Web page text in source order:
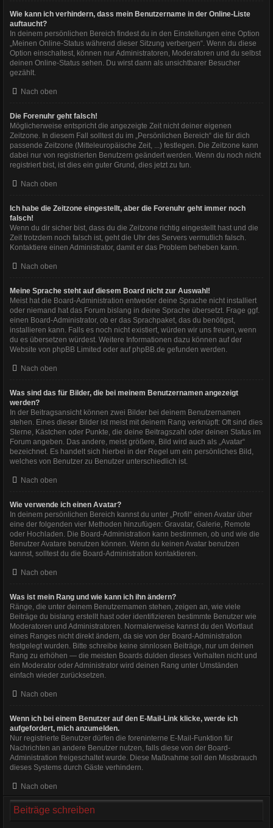
Wie kann ich verhindern, dass mein Benutzername in der Online-Liste
auftaucht?
In deinem persönlichen Bereich findest du in den Einstellungen eine Option
„Meinen Online-Status während dieser Sitzung verbergen“. Wenn du diese
Option einschaltest, können nur Administratoren, Moderatoren und du selbst
deinen Online-Status sehen. Du wirst dann als unsichtbarer Besucher
gezählt.
Nach oben
Die Forenuhr geht falsch!
Möglicherweise entspricht die angezeigte Zeit nicht deiner eigenen
Zeitzone. In diesem Fall solltest du im „Persönlichen Bereich“ die für dich
passende Zeitzone (Mitteleuropäische Zeit, ...) festlegen. Die Zeitzone kann
dabei nur von registrierten Benutzern geändert werden. Wenn du noch nicht
registriert bist, ist dies ein guter Grund, dies jetzt zu tun.
Nach oben
Ich habe die Zeitzone eingestellt, aber die Forenuhr geht immer noch
falsch!
Wenn du dir sicher bist, dass du die Zeitzone richtig eingestellt hast und die
Zeit trotzdem noch falsch ist, geht die Uhr des Servers vermutlich falsch.
Kontaktiere einen Administrator, damit er das Problem beheben kann.
Nach oben
Meine Sprache steht auf diesem Board nicht zur Auswahl!
Meist hat die Board-Administration entweder deine Sprache nicht installiert
oder niemand hat das Forum bislang in deine Sprache übersetzt. Frage ggf.
einen Board-Administrator, ob er das Sprachpaket, das du benötigst,
installieren kann. Falls es noch nicht existiert, würden wir uns freuen, wenn
du es übersetzen würdest. Weitere Informationen dazu können auf der
Website von phpBB Limited oder auf phpBB.de gefunden werden.
Nach oben
Was sind das für Bilder, die bei meinem Benutzernamen angezeigt
werden?
In der Beitragsansicht können zwei Bilder bei deinem Benutzernamen
stehen. Eines dieser Bilder ist meist mit deinem Rang verknüpft: Oft sind dies
Sterne, Kästchen oder Punkte, die deine Beitragszahl oder deinen Status im
Forum angeben. Das andere, meist größere, Bild wird auch als „Avatar“
bezeichnet. Es handelt sich hierbei in der Regel um ein persönliches Bild,
welches von Benutzer zu Benutzer unterschiedlich ist.
Nach oben
Wie verwende ich einen Avatar?
In deinem persönlichen Bereich kannst du unter „Profil“ einen Avatar über
eine der folgenden vier Methoden hinzufügen: Gravatar, Galerie, Remote
oder Hochladen. Die Board-Administration kann bestimmen, ob und wie die
Benutzer Avatare benutzen können. Wenn du keinen Avatar benutzen
kannst, solltest du die Board-Administration kontaktieren.
Nach oben
Was ist mein Rang und wie kann ich ihn ändern?
Ränge, die unter deinem Benutzernamen stehen, zeigen an, wie viele
Beiträge du bislang erstellt hast oder identifizieren bestimmte Benutzer wie
Moderatoren und Administratoren. Normalerweise kannst du den Wortlaut
eines Ranges nicht direkt ändern, da sie von der Board-Administration
festgelegt wurden. Bitte schreibe keine sinnlosen Beiträge, nur um deinen
Rang zu erhöhen — die meisten Boards dulden dieses Verhalten nicht und
ein Moderator oder Administrator wird deinen Rang unter Umständen
einfach wieder zurücksetzen.
Nach oben
Wenn ich bei einem Benutzer auf den E-Mail-Link klicke, werde ich
aufgefordert, mich anzumelden.
Nur registrierte Benutzer dürfen die foreninterne E-Mail-Funktion für
Nachrichten an andere Benutzer nutzen, falls diese von der Board-
Administration freigeschaltet wurde. Diese Maßnahme soll den Missbrauch
dieses Systems durch Gäste verhindern.
Nach oben
Beiträge schreiben